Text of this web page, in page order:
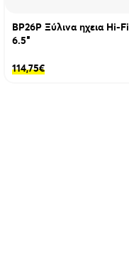
BP26P Ξύλινα ηχεια Hi-Fi
6.5″
114,75€